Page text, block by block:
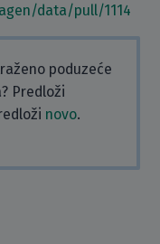
data/pull/1114
poduzeće
Predloži
novo.